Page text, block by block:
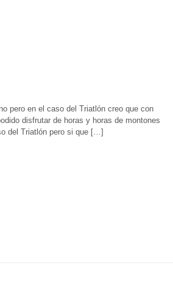
pero en el caso del Triatlón creo que con
disfrutar de horas y horas de montones
del Triatlón pero si que […]